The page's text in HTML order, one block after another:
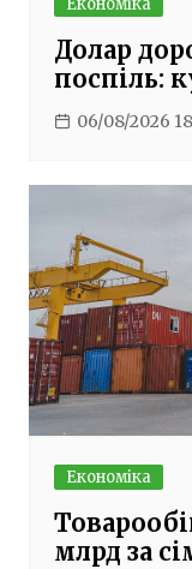
Економіка
Долар
поспіль:
06/08/2026
Економіка
млрд за